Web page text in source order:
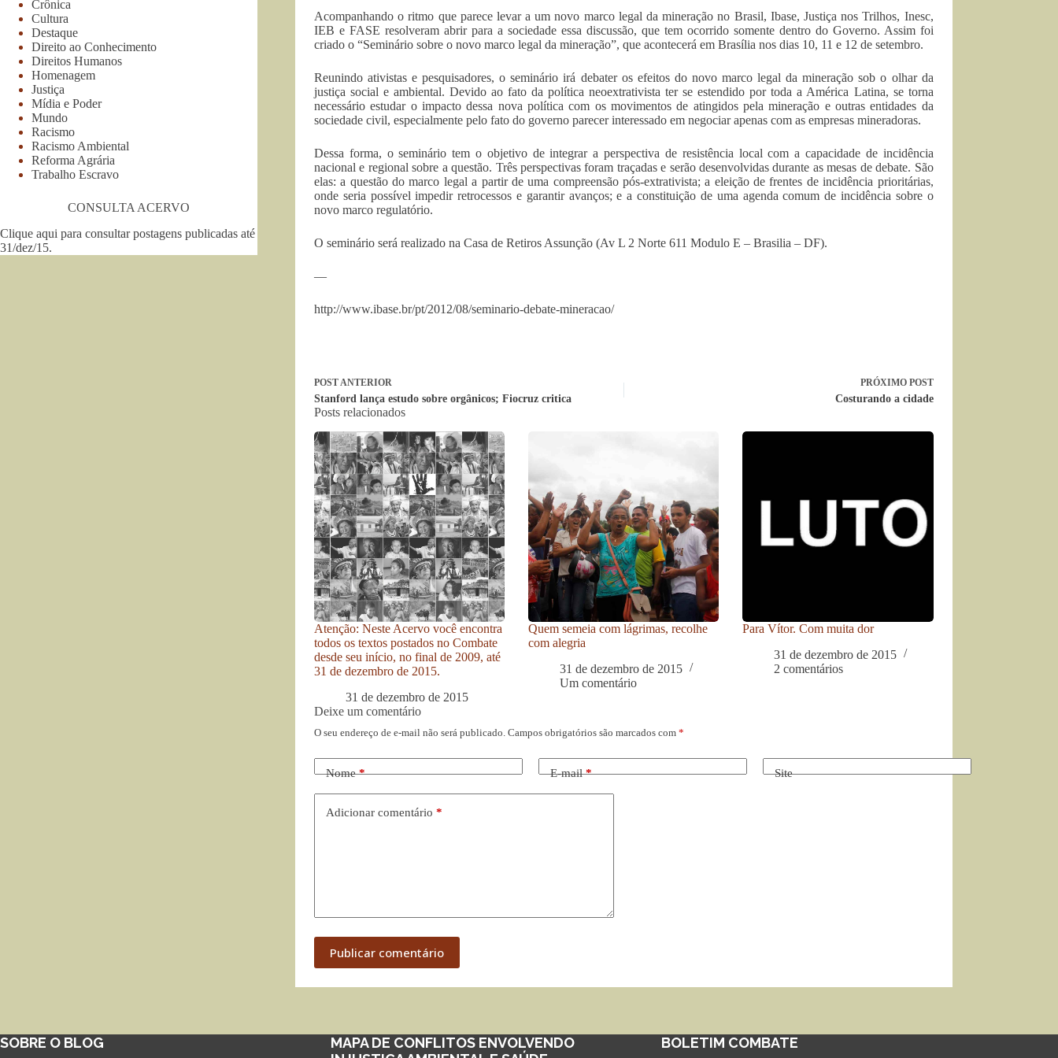
Acompanhando o ritmo que parece levar a um novo marco legal da mineração no Brasil, Ibase, Justiça nos Trilhos, Inesc,
IEB e FASE resolveram abrir para a sociedade essa discussão, que tem ocorrido somente dentro do Governo. Assim foi
criado o “Seminário sobre o novo marco legal da mineração”, que acontecerá em Brasília nos dias 10, 11 e 12 de setembro.
Reunindo ativistas e pesquisadores, o seminário irá debater os efeitos do novo marco legal da mineração sob o olhar da
justiça social e ambiental. Devido ao fato da política neoextrativista ter se estendido por toda a América Latina, se torna
necessário estudar o impacto dessa nova política com os movimentos de atingidos pela mineração e outras entidades da
sociedade civil, especialmente pelo fato do governo parecer interessado em negociar apenas com as empresas mineradoras.
Dessa forma, o seminário tem o objetivo de integrar a perspectiva de resistência local com a capacidade de incidência
nacional e regional sobre a questão. Três perspectivas foram traçadas e serão desenvolvidas durante as mesas de debate. São
elas: a questão do marco legal a partir de uma compreensão pós-extrativista; a eleição de frentes de incidência prioritárias,
onde seria possível impedir retrocessos e garantir avanços; e a constituição de uma agenda comum de incidência sobre o
novo marco regulatório.
O seminário será realizado na Casa de Retiros Assunção (Av L 2 Norte 611 Modulo E – Brasilia – DF).
—
http://www.ibase.br/pt/2012/08/seminario-debate-mineracao/
POSTANTERIOR
Stanford lança estudo sobre orgânicos; Fiocruz critica
PRÓXIMO POST
Costurando a cidade
Posts relacionados
Atenção: Neste Acervo você encontra
todos os textos postados no Combate
desde seu início, no final de 2009, até
31 de dezembro de 2015.
31 de dezembro de 2015
Quem semeia com lágrimas, recolhe
com alegria
31 de dezembro de 2015
Um comentário
Para Vítor. Com muita dor
31 de dezembro de 2015
2 comentários
Deixe um comentário
O seu endereço de e-mail não será publicado. Campos obrigatórios são marcados com *
Nome* E-mail* Site
Adicionar comentário *
Publicar comentário
Crônica
Cultura
Destaque
Direito ao Conhecimento
Direitos Humanos
Homenagem
Justiça
Mídia e Poder
Mundo
Racismo
Racismo Ambiental
Reforma Agrária
Trabalho Escravo
CONSULTA ACERVO
Clique aqui para consultar postagens publicadas até
31/dez/15.
SOBRE O BLOG
MAPA DE CONFLITOS ENVOLVENDO
BOLETIM COMBATE